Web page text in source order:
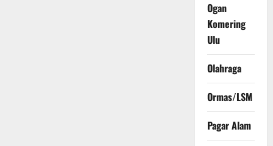
Ogan
Komering
Ulu
Olahraga
Ormas/LSM
Pagar Alam